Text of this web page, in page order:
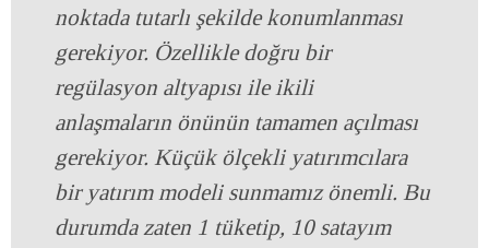
noktada tutarlı şekilde konumlanması
gerekiyor. Özellikle doğru bir
regülasyon altyapısı ile ikili
anlaşmaların önünün tamamen açılması
gerekiyor. Küçük ölçekli yatırımcılara
bir yatırım modeli sunmamız önemli. Bu
durumda zaten 1 tüketip, 10 satayım